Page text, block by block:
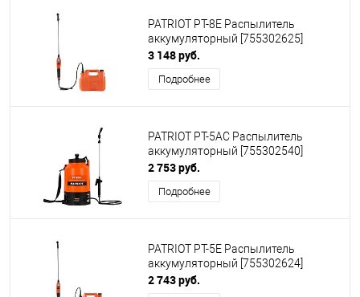
PATRIOT PT-8E Распылитель
аккумуляторный [755302625]
3 148 руб.
Подробнее
PATRIOT PT-5AC Распылитель
аккумуляторный [755302540]
2 753 руб.
Подробнее
PATRIOT PT-5E Распылитель
аккумуляторный [755302624]
2 743 руб.